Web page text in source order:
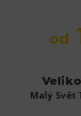
od
Malý Svět